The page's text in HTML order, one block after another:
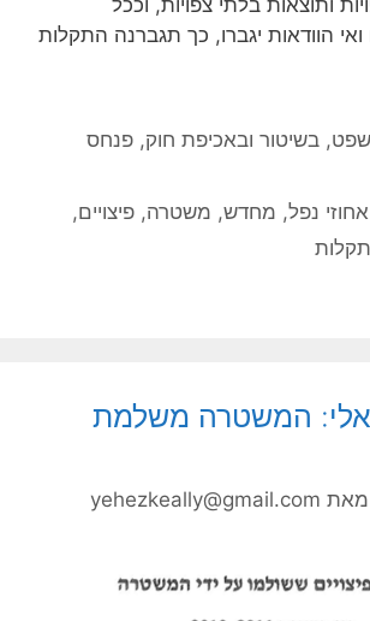
ותוצאות בלתי צפויות, וככל
הוודאות יגברו, כך תגברנה התקלות
בשיטור ובאכיפת חוק,פנחס
אחוזי נפל, מחדש, משטרה,פיצויים,
תקלות
המשטרה משלמת
מאת yehezkeally@gmail.com